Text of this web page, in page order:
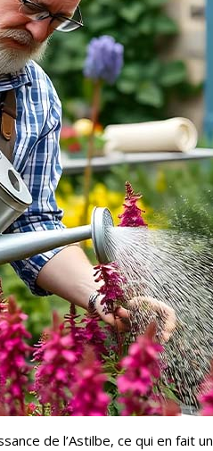
de l’Astilbe, ce qui en fait